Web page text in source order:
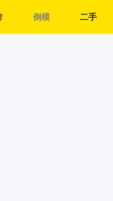
倒模 二手